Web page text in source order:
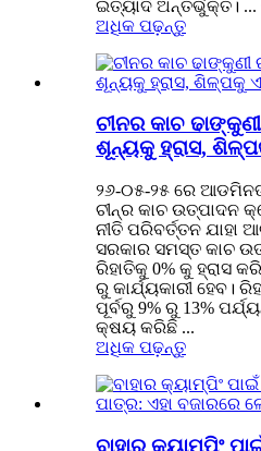
ଇତ୍ୟାଦି ଅନ୍ତର୍ଭୁକ୍ତ।
ଅଧିକ ପଢ଼ନ୍ତୁ
ଚୀନର କାଚ
ଶୂନ୍ୟକୁ ହ୍ରାସ,
୨୬-୦୫-୨୫ ରେ
ଚୀନ୍‌ର କାଚ ଉତ୍ପାଦନ
ନୀତି ପରିବର୍ତ୍ତନ ଯାହା
ସରକାର ସମସ୍ତ କାଚ
ରିହାତିକୁ 0% କୁ ହ୍ରାସ
ରୁ କାର୍ଯ୍ୟକାରୀ ହେବ।
ପୂର୍ବରୁ 9% ରୁ 13%
କ୍ଷୟ କରିଛି ...
ଅଧିକ ପଢ଼ନ୍ତୁ
ବାହାର କ୍ୟାମ୍ପିଂ